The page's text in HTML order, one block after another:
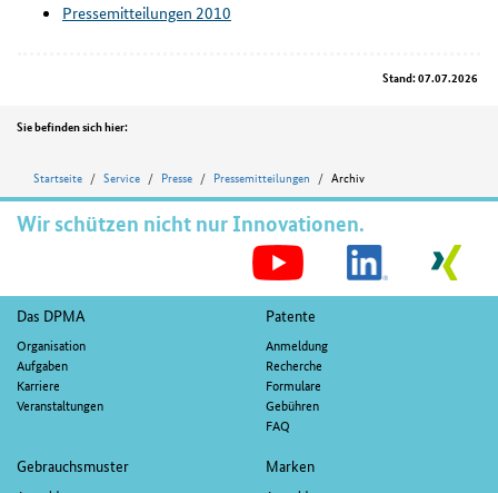
Pressemitteilungen 2010
Stand: 07.07.2026
Position
Sie befinden sich hier:
Startseite Service Presse Pressemitteilungen Archiv
Wir schützen nicht nur Innovationen.
Fußnavigation
Das DPMA
Organisation
Aufgaben
Karriere
Veranstaltungen
Patente
Anmeldung
Recherche
Formulare
Gebühren
FAQ
Gebrauchsmuster Marken